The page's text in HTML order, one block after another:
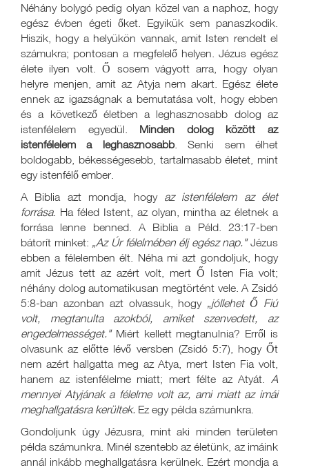
Néhány bolygó pedig olyan közel van a naphoz, hogy
egész évben égeti őket. Egyikük sem panaszkodik.
Hiszik, hogy a helyükön vannak, amit Isten rendelt el
számukra; pontosan a megfelelő helyen. Jézus egész
élete ilyen volt. Ő sosem vágyott arra, hogy olyan
helyre menjen, amit az Atyja nem akart. Egész élete
ennek az igazságnak a bemutatása volt, hogy ebben
és a következő életben a leghasznosabb dolog az
istenfélelem egyedül. Minden dolog között az
istenfélelem a leghasznosabb. Senki sem élhet
boldogabb, békességesebb, tartalmasabb életet, mint
egy istenfélő ember.
A Biblia azt mondja, hogy az istenfélelem az élet
forrása. Ha féled Istent, az olyan, mintha az életnek a
forrása lenne benned. A Biblia a Péld. 23:17-ben
bátorít minket: „Az Úr félelmében élj egész nap."Jézus
ebben a félelemben élt. Néha mi azt gondoljuk, hogy
amit Jézus tett az azért volt, mert Ő Isten Fia volt;
néhány dolog automatikusan megtörtént vele. A Zsidó
5:8-ban azonban azt olvassuk, hogy „jóllehet Ő Fiú
volt, megtanulta azokból, amiket szenvedett, az
engedelmességet." Miért kellett megtanulnia? Erről is
olvasunk az előtte lévő versben (Zsidó 5:7), hogy Őt
nem azért hallgatta meg az Atya, mert Isten Fia volt,
hanem az istenfélelme miatt; mert félte az Atyát. A
mennyei Atyjának a félelme volt az, ami miatt az imái
meghallgatásra kerültek. Ez egy példa számunkra.
Gondoljunk úgy Jézusra, mint aki minden területen
példa számunkra. Minél szentebb az életünk, az imáink
annál inkább meghallgatásra kerülnek. Ezért mondja a